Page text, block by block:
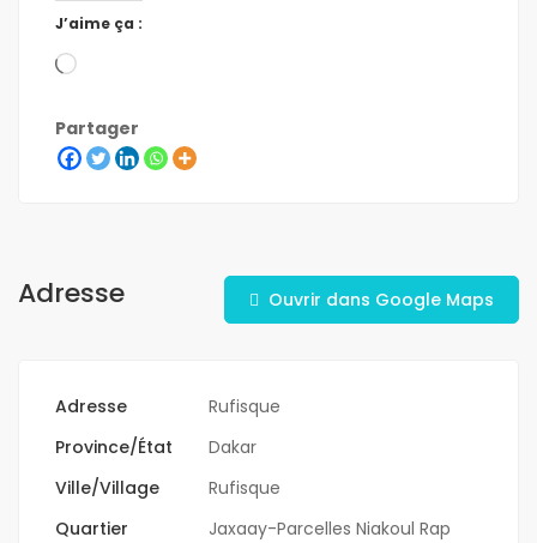
J’aime ça :
Partager
Adresse Ouvrir dans Google Maps
Adresse
Rufisque
Province/État
Dakar
Ville/Village
Rufisque
Quartier
Jaxaay-Parcelles Niakoul Rap